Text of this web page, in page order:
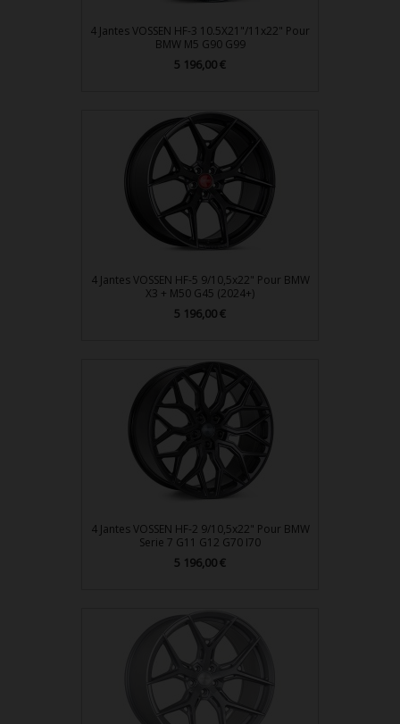
4 Jantes VOSSEN HF-3 10.5X21"/11x22" Pour
BMW M5 G90 G99
Prix
5 196,00 €
4 Jantes VOSSEN HF-5 9/10,5x22" Pour BMW
X3 + M50 G45 (2024+)
Prix
5 196,00 €
4 Jantes VOSSEN HF-2 9/10,5x22" Pour BMW
Serie 7 G11 G12 G70 I70
Prix
5 196,00 €